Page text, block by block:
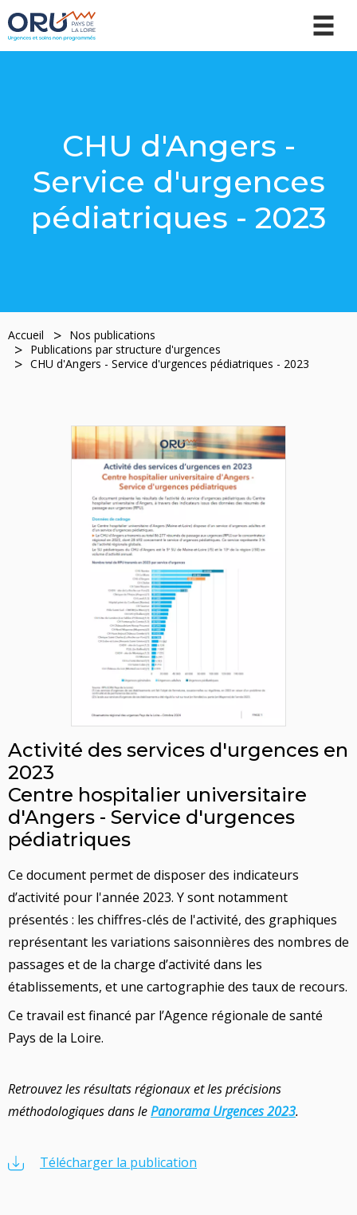
CHU d'Angers -
Service d'urgences
pédiatriques - 2023
Accueil
Nos publications
Publications par structure d'urgences
CHU d'Angers - Service d'urgences pédiatriques - 2023
Activité des services d'urgences en
2023
Centre hospitalier universitaire
d'Angers - Service d'urgences
pédiatriques
Ce document permet de disposer des indicateurs
d’activité pour l'année 2023. Y sont notamment
présentés : les chiffres-clés de l'activité, des graphiques
représentant les variations saisonnières des nombres de
passages et de la charge d’activité dans les
établissements, et une cartographie des taux de recours.
Ce travail est financé par l’Agence régionale de santé
Pays de la Loire.
Retrouvez les résultats régionaux et les précisions
méthodologiques dans lePanorama Urgences 2023.
Télécharger la publication